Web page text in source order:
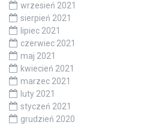
wrzesień 2021
sierpień 2021
lipiec 2021
czerwiec 2021
maj 2021
kwiecień 2021
marzec 2021
luty 2021
styczeń 2021
grudzień 2020